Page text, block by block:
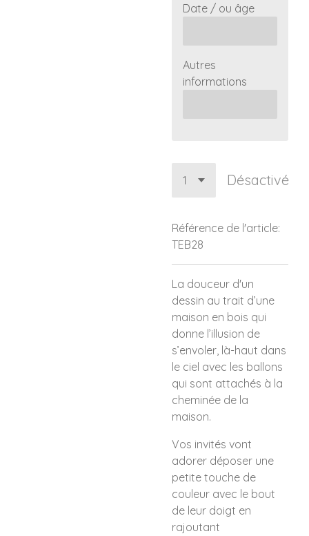
Date / ou âge
Autres
informations
Désactivé
Référence de l'article:
TEB28
La douceur d'un
dessin au trait d’une
maison en bois qui
donne l’illusion de
s’envoler, là-haut dans
le ciel avec les ballons
qui sont attachés à la
cheminée de la
maison.
Vos invités vont
adorer déposer une
petite touche de
couleur avec le bout
de leur doigt en
rajoutant